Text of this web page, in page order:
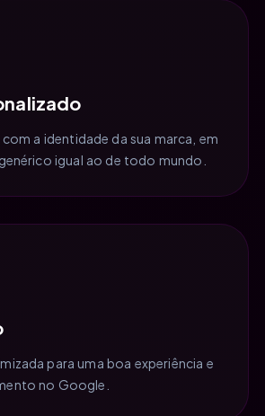
a identidade da sua marca, em
igual ao de todo mundo.
para uma boa experiência e
no Google.